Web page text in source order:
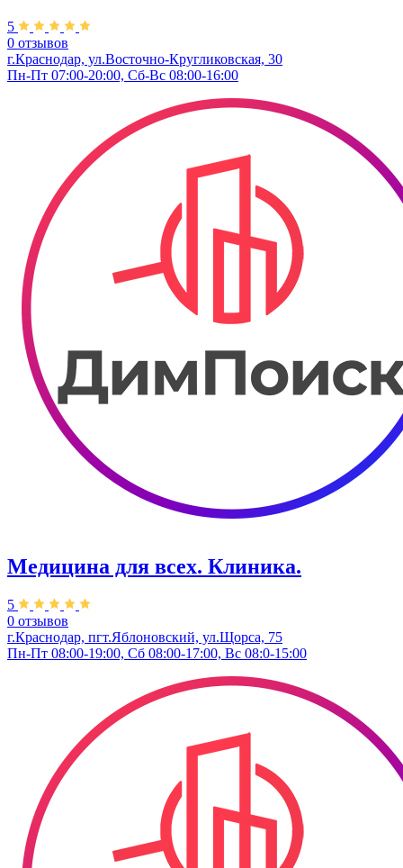
5
0 отзывов
г.Краснодар, ул.Восточно-Кругликовская, 30
Пн-Пт 07:00-20:00, Сб-Вс 08:00-16:00
Медицина для всех. Клиника.
5
0 отзывов
г.Краснодар, пгт.Яблоновский, ул.Щорса, 75
Пн-Пт 08:00-19:00, Сб 08:00-17:00, Вс 08:0-15:00